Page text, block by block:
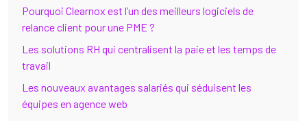
Pourquoi Clearnox est l’un des meilleurs logiciels de
relance client pour une PME ?
Les solutions RH qui centralisent la paie et les temps de
travail
Les nouveaux avantages salariés qui séduisent les
équipes en agence web